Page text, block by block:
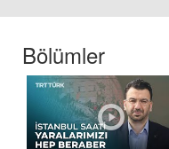
Bölümler